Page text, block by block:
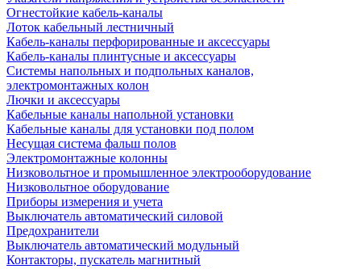
Огнестойкие кабель-каналы
Лоток кабельный лестничный
Кабель-каналы перфорированные и аксессуары
Кабель-каналы плинтусные и аксессуары
Системы напольных и подпольных каналов,
электромонтажных колон
Лючки и аксессуары
Кабельные каналы напольной установки
Кабельные каналы для установки под полом
Несущая система фальш полов
Электромонтажные колонны
Низковольтное и промышленное электрооборудование
Низковольтное оборудование
Приборы измерения и учета
Выключатель автоматический силовой
Предохранители
Выключатель автоматический модульный
Контакторы, пускатель магнитный